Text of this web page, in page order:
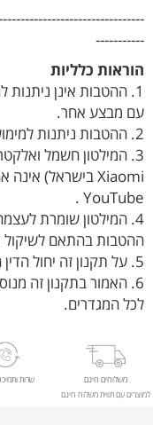
-----------
הוראות כלליות
1. ההטבות אינן
עם מבצע אחר.
2. ההטבות ניתנות למימוש חד־פעמי לכל משתמש ולכל מכשיר.
3. המילטון חשמל
YouTube .
4. המילטון שומרת
ההטבות בהתאם לשיקול
5. על תקנון זה יחול הדין הישראלי בלבד.
6. האמור בתקנון זה
לכל המגדרים.
משלוחים חינם
למוצרים עם תווית משלוח חינם
שרות